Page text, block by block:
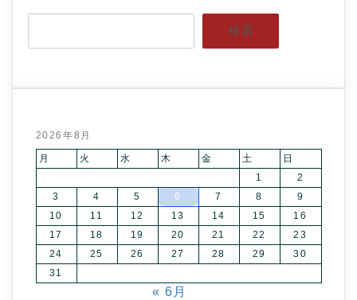
検索
2026年8月
月 火 水 木 金 土
日
1
2
3
4 5 6 7 8
9
10
11 12 13 14 15
16
17
18 19 20 21 22
23
24
25 26 27 28 29
30
31
« 6月